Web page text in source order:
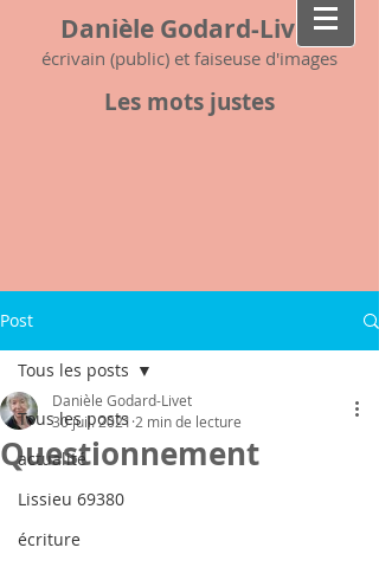
Danièle Godard-Livet
écrivain (public) et faiseuse d'images
Les mots justes
Post
Tous les posts
actualité
Lissieu 69380
écriture
Tous les posts
Questionnement
Danièle Godard-Livet
30 juil. 2021 2 min de lecture